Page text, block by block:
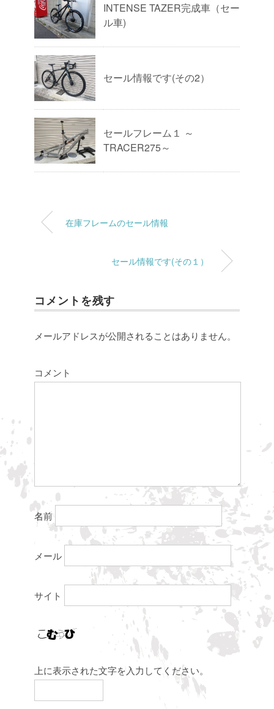
INTENSE TAZER完成車（セー
ル車)
セール情報です(その2）
セールフレーム１ ～
TRACER275～
在庫フレームのセール情報
セール情報です(その１）
コメントを残す
メールアドレスが公開されることはありません。
コメント
名前
メール
サイト
上に表示された文字を入力してください。